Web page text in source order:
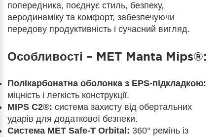
попередника, поєднує стиль, безпеку,
аеродинаміку та комфорт, забезпечуючи
передову продуктивність і сучасний вигляд.
Особливості – MET Manta Mips®:
Полікарбонатна оболонка з EPS-підкладкою:
міцність і легкість конструкції.
MIPS C2®: система захисту від обертальних
ударів для додаткової безпеки.
Система MET Safe-T Orbital: 360° ремінь із